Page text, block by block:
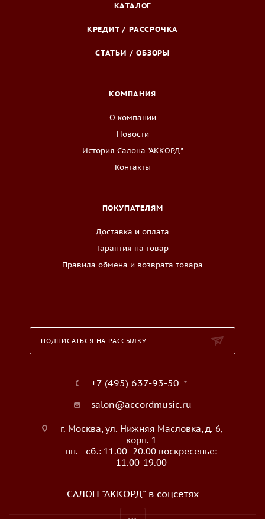
КАТАЛОГ
КРЕДИТ / РАССРОЧКА
СТАТЬИ / ОБЗОРЫ
КОМПАНИЯ
О компании
Новости
История Салона "АККОРД"
Контакты
ПОКУПАТЕЛЯМ
Доставка и оплата
Гарантия на товар
Правила обмена и возврата товара
ПОДПИСАТЬСЯ НА РАССЫЛКУ
+7 (495) 637-93-50
salon@accordmusic.ru
г. Москва, ул. Нижняя Масловка, д. 6,
корп. 1
пн. - сб.: 11.00- 20.00 воскресенье:
11.00-19.00
САЛОН "АККОРД" в соцсетях